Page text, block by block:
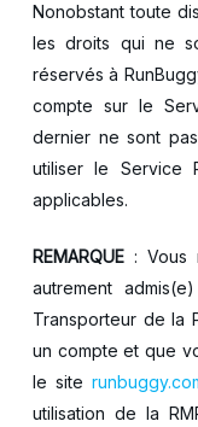
Nonobstant toute
les droits qui ne
réservés à
compte sur le
dernier ne sont
utiliser le Service
applicables.
REMARQUE: Vous
autrement
Transporteur de la
un compte et que
le site
utilisation de la